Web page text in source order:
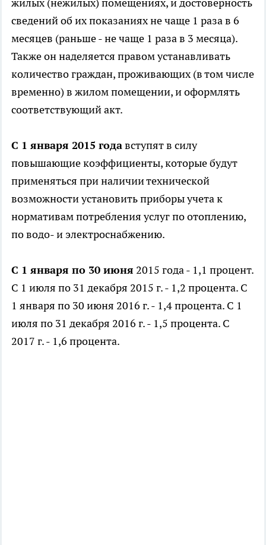
жилых (нежилых) помещениях, и достоверность
сведений об их показаниях не чаще 1 раза в 6
месяцев (раньше - не чаще 1 раза в 3 месяца).
Также он наделяется правом устанавливать
количество граждан, проживающих (в том числе
временно) в жилом помещении, и оформлять
соответствующий акт.
С 1 января 2015 годавступят в силу
повышающие коэффициенты, которые будут
применяться при наличии технической
возможности установить приборы учета к
нормативам потребления услуг по отоплению,
по водо- и электроснабжению.
С 1 января по 30 июня 2015 года - 1,1 процент.
С 1 июля по 31 декабря 2015 г. - 1,2 процента. С
1 января по 30 июня 2016 г. - 1,4 процента. С 1
июля по 31 декабря 2016 г. - 1,5 процента. С
2017 г. - 1,6 процента.